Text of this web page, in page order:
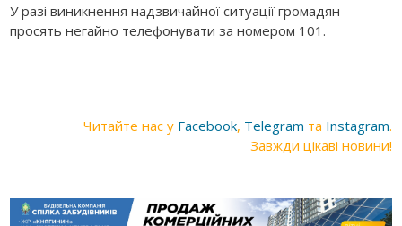
У разі виникнення надзвичайної ситуації громадян
просять негайно телефонувати за номером 101.
Читайте нас у Facebook, Telegram та Instagram.
Завжди цікаві новини!